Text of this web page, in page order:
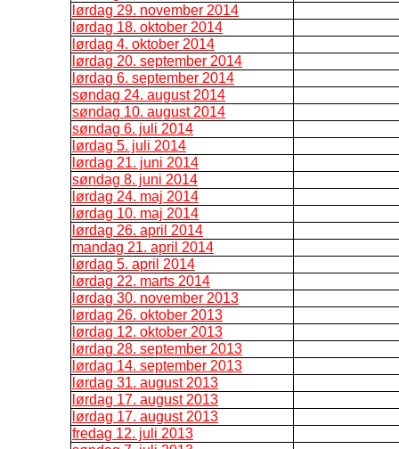
lørdag 29. november 2014
lørdag 18. oktober 2014
lørdag 4. oktober 2014
lørdag 20. september 2014
lørdag 6. september 2014
søndag 24. august 2014
søndag 10. august 2014
søndag 6. juli 2014
lørdag 5. juli 2014
lørdag 21. juni 2014
søndag 8. juni 2014
lørdag 24. maj 2014
lørdag 10. maj 2014
lørdag 26. april 2014
mandag 21. april 2014
lørdag 5. april 2014
lørdag 22. marts 2014
lørdag 30. november 2013
lørdag 26. oktober 2013
lørdag 12. oktober 2013
lørdag 28. september 2013
lørdag 14. september 2013
lørdag 31. august 2013
lørdag 17. august 2013
lørdag 17. august 2013
fredag 12. juli 2013